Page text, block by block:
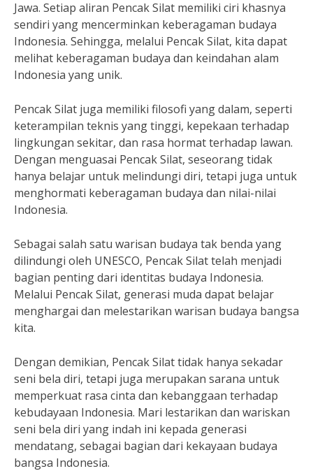
Jawa. Setiap aliran Pencak Silat memiliki ciri khasnya
sendiri yang mencerminkan keberagaman budaya
Indonesia. Sehingga, melalui Pencak Silat, kita dapat
melihat keberagaman budaya dan keindahan alam
Indonesia yang unik.
Pencak Silat juga memiliki filosofi yang dalam, seperti
keterampilan teknis yang tinggi, kepekaan terhadap
lingkungan sekitar, dan rasa hormat terhadap lawan.
Dengan menguasai Pencak Silat, seseorang tidak
hanya belajar untuk melindungi diri, tetapi juga untuk
menghormati keberagaman budaya dan nilai-nilai
Indonesia.
Sebagai salah satu warisan budaya tak benda yang
dilindungi oleh UNESCO, Pencak Silat telah menjadi
bagian penting dari identitas budaya Indonesia.
Melalui Pencak Silat, generasi muda dapat belajar
menghargai dan melestarikan warisan budaya bangsa
kita.
Dengan demikian, Pencak Silat tidak hanya sekadar
seni bela diri, tetapi juga merupakan sarana untuk
memperkuat rasa cinta dan kebanggaan terhadap
kebudayaan Indonesia. Mari lestarikan dan wariskan
seni bela diri yang indah ini kepada generasi
mendatang, sebagai bagian dari kekayaan budaya
bangsa Indonesia.